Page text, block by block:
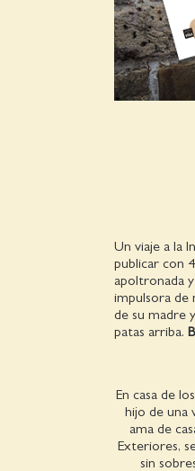
Un viaje a la
publicar con
apoltronada
impulsora de
de su madre
patas arriba.
En casa de
hijo de una
ama de
Exteriores,
sin